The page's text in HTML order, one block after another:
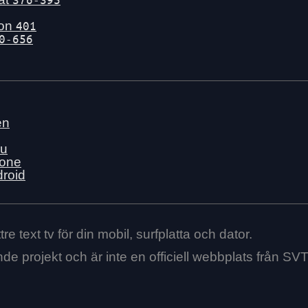
401
656
text tv för din mobil, surfplatta och dator.
projekt och är inte en officiell webbplats från